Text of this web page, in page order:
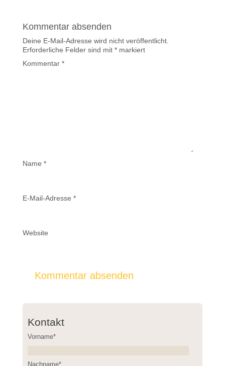
Kommentar absenden
Deine E-Mail-Adresse wird nicht veröffentlicht.
Erforderliche Felder sind mit *markiert
Kommentar *
Name *
E-Mail-Adresse *
Website
Kontakt
Vorname*
Nachname*